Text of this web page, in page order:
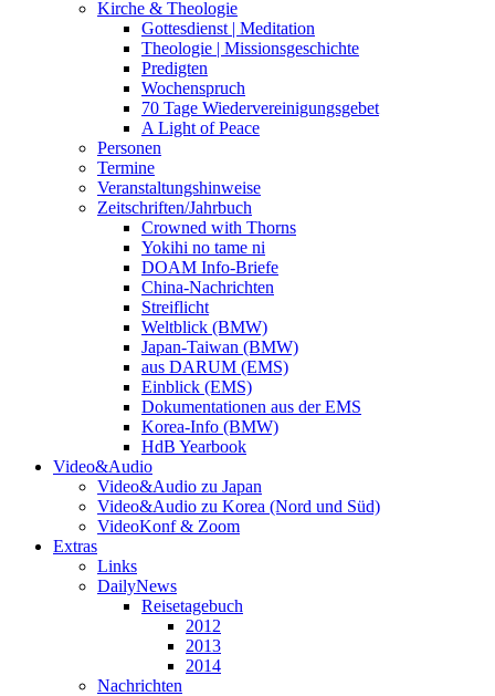
Kirche & Theologie
Gottesdienst | Meditation
Theologie | Missionsgeschichte
Predigten
Wochenspruch
70 Tage Wiedervereinigungsgebet
A Light of Peace
Personen
Termine
Veranstaltungshinweise
Zeitschriften/Jahrbuch
Crowned with Thorns
Yokihi no tame ni
DOAM Info-Briefe
China-Nachrichten
Streiflicht
Weltblick (BMW)
Japan-Taiwan (BMW)
aus DARUM (EMS)
Einblick (EMS)
Dokumentationen aus der EMS
Korea-Info (BMW)
HdB Yearbook
Video&Audio
Video&Audio zu Japan
Video&Audio zu Korea (Nord und Süd)
VideoKonf & Zoom
Extras
Links
DailyNews
Reisetagebuch
2012
2013
2014
Nachrichten